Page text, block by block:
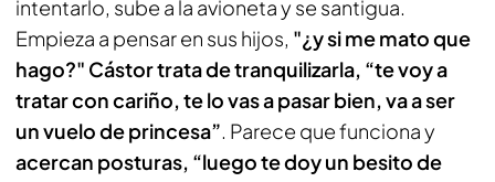
intentarlo, sube a la avioneta y se santigua.
Empieza a pensar en sus hijos, "¿y si me mato que
hago?" Cástor trata de tranquilizarla, “te voy a
tratar con cariño, te lo vas a pasar bien, va a ser
un vuelo de princesa”. Parece que funciona y
acercan posturas, “luego te doy un besito de